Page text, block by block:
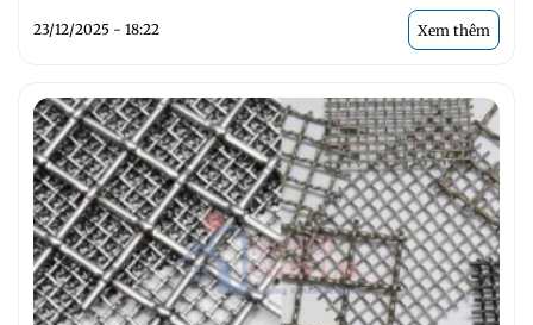
23/12/2025 - 18:22 Xem thêm